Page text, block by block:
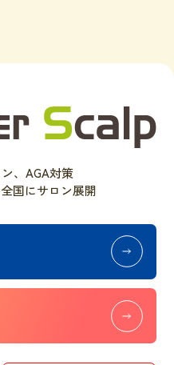
、AGA対策
国にサロン展開